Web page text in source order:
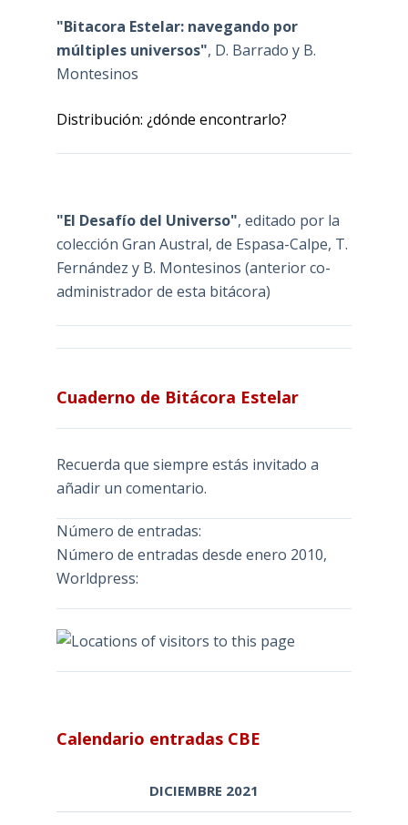
"Bitacora Estelar: navegando por
múltiples universos", D. Barrado y B.
Montesinos
Distribución: ¿dónde encontrarlo?
"El Desafío del Universo", editado por la
colección Gran Austral, de Espasa-Calpe, T.
Fernández y B. Montesinos (anterior co-
administrador de esta bitácora)
Cuaderno de Bitácora Estelar
Recuerda que siempre estás invitado a
añadir un comentario.
Número de entradas:
Número de entradas desde enero 2010,
Worldpress:
Calendario entradas CBE
DICIEMBRE 2021